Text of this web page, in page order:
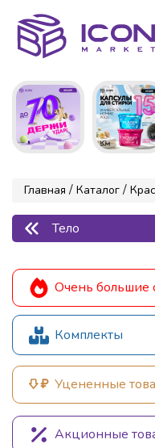
Главная / Каталог /
Тело
Очень большие
Комплекты
Уцененные
Акционные